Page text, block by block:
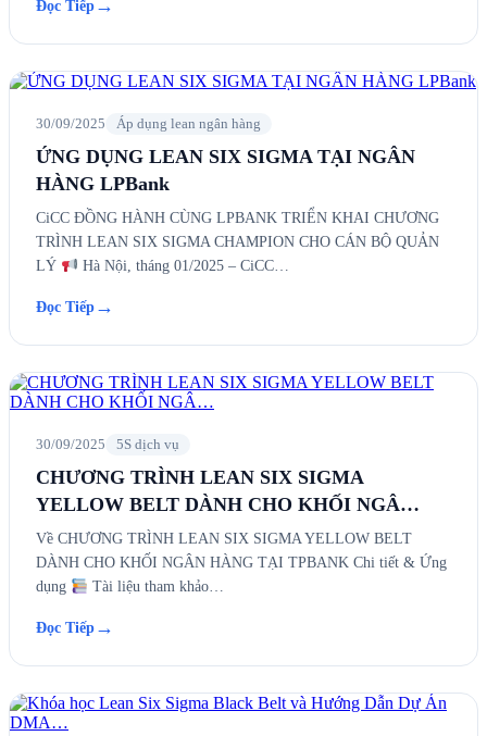
Đọc Tiếp →
30/09/2025 Áp dụng lean ngân hàng
ỨNG DỤNG LEAN SIX SIGMA TẠI NGÂN
HÀNG LPBank
CiCC ĐỒNG HÀNH CÙNG LPBANK TRIỂN KHAI CHƯƠNG
TRÌNH LEAN SIX SIGMA CHAMPION CHO CÁN BỘ QUẢN
LÝ
Hà Nội, tháng 01/2025 – CiCC…
Đọc Tiếp →
30/09/2025 5S dịch vụ
CHƯƠNG TRÌNH LEAN SIX SIGMA
YELLOW BELT DÀNH CHO KHỐI NGÂ…
Về CHƯƠNG TRÌNH LEAN SIX SIGMA YELLOW BELT
DÀNH CHO KHỐI NGÂN HÀNG TẠI TPBANK Chi tiết & Ứng
dụng
Tài liệu tham khảo…
Đọc Tiếp →